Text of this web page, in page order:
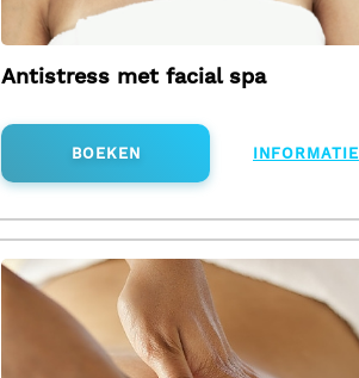
Antistress met facial spa
BOEKEN INFORMATIE